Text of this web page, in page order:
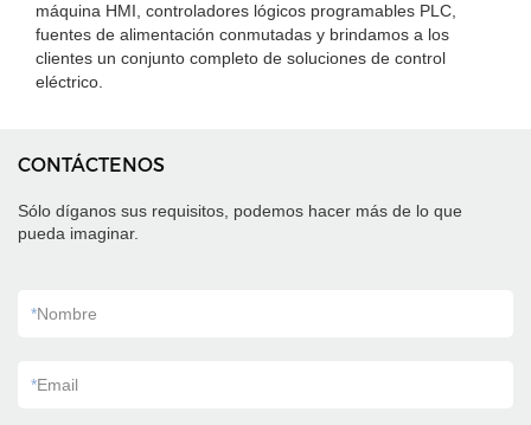
máquina HMI, controladores lógicos programables PLC,
fuentes de alimentación conmutadas y brindamos a los
clientes un conjunto completo de soluciones de control
eléctrico.
CONTÁCTENOS
Sólo díganos sus requisitos, podemos hacer más de lo que
pueda imaginar.
*Nombre
*Email